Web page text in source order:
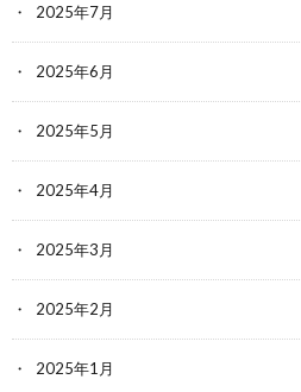
2025年7月
2025年6月
2025年5月
2025年4月
2025年3月
2025年2月
2025年1月